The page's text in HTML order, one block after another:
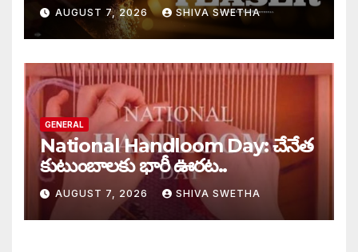
AUGUST 7, 2026 SHIVA SWETHA
GENERAL
National Handloom Day: చేనేత
కుటుంబాలకు భారీ ఊరట..
AUGUST 7, 2026 SHIVA SWETHA